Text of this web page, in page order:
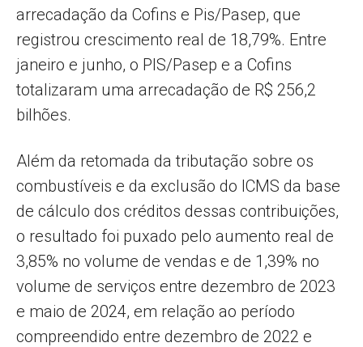
arrecadação da Cofins e Pis/Pasep, que
registrou crescimento real de 18,79%. Entre
janeiro e junho, o PIS/Pasep e a Cofins
totalizaram uma arrecadação de R$ 256,2
bilhões.
Além da retomada da tributação sobre os
combustíveis e da exclusão do ICMS da base
de cálculo dos créditos dessas contribuições,
o resultado foi puxado pelo aumento real de
3,85% no volume de vendas e de 1,39% no
volume de serviços entre dezembro de 2023
e maio de 2024, em relação ao período
compreendido entre dezembro de 2022 e